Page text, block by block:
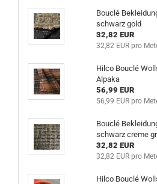
Bouclé
schwarz gold
32,82 EUR
32,82 EUR pro
Hilco Bouclé
Alpaka
56,99 EUR
56,99 EUR pro
Bouclé
schwarz creme
32,82 EUR
32,82 EUR pro
Hilco Bouclé